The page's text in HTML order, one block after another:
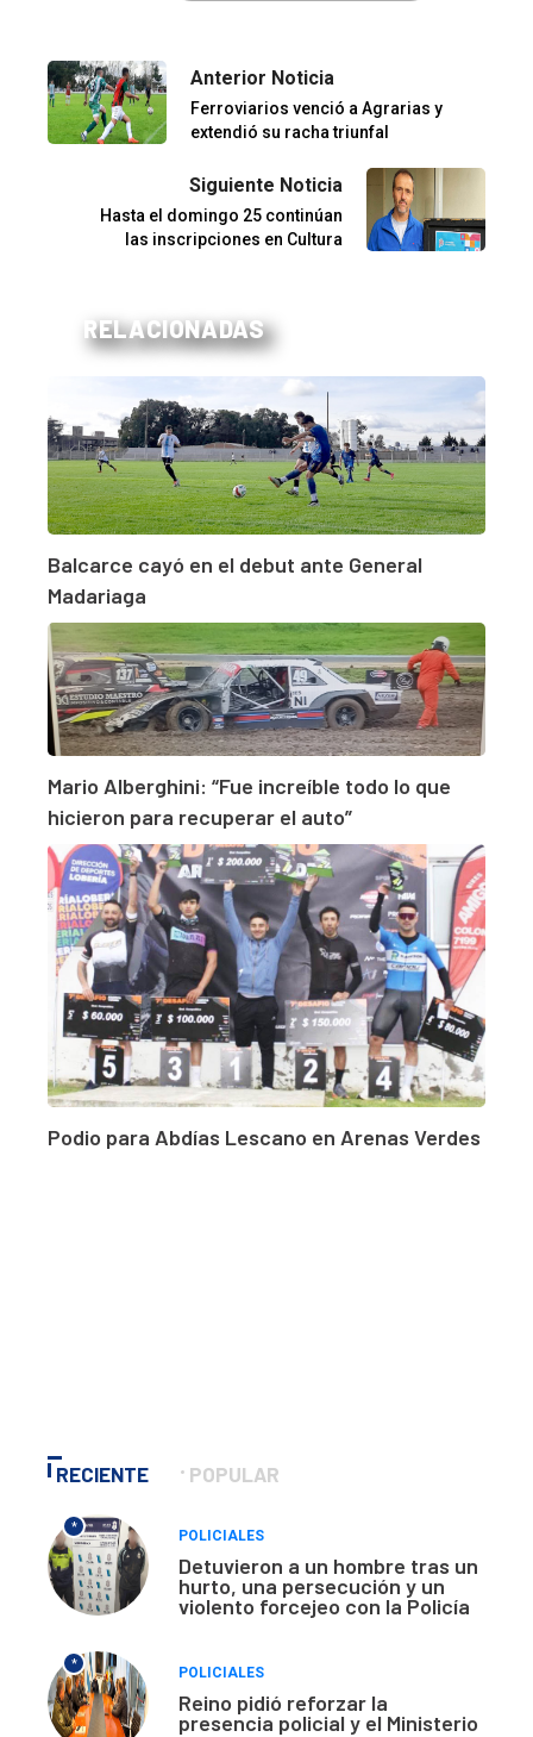
Anterior Noticia
Ferroviarios venció a Agrarias y
extendió su racha triunfal
Siguiente Noticia
Hasta el domingo 25 continúan
las inscripciones en Cultura
RELACIONADAS
Balcarce cayó en el debut ante General
Madariaga
Mario Alberghini: “Fue increíble todo lo que
hicieron para recuperar el auto”
Podio para Abdías Lescano en Arenas Verdes
RECIENTE POPULAR
*
POLICIALES
Detuvieron a un hombre tras un
hurto, una persecución y un
violento forcejeo con la Policía
*
POLICIALES
Reino pidió reforzar la
presencia policial y el Ministerio